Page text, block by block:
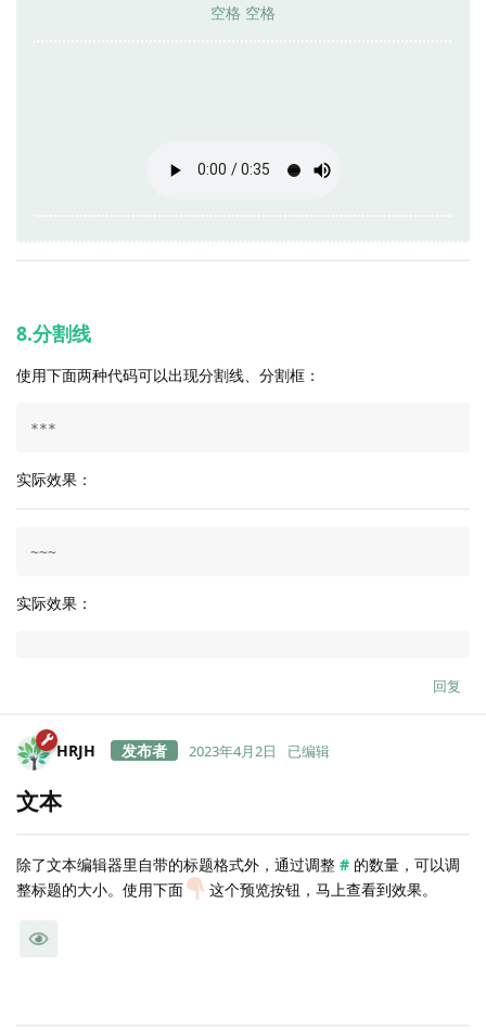
空格 空格
8.分割线
使用下面两种代码可以出现分割线、分割框：
***
实际效果：
~~~
实际效果：
回复
HRJH 2023年4月2日 已编辑
文本
除了文本编辑器里自带的标题格式外，通过调整 # 的数量，可以调
整标题的大小。使用下面
这个预览按钮，马上查看到效果。